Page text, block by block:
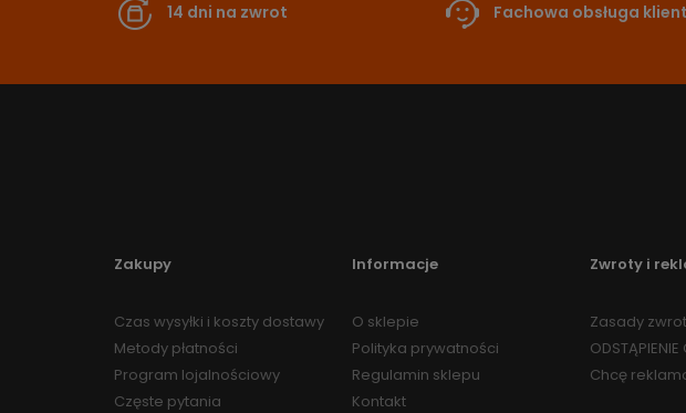
14 dni na zwrot Fachowa obsługa
Zakupy
Czas wysyłki i koszty dostawy
Metody płatności
Program lojalnościowy
Częste pytania
Informacje
O sklepie
Polityka prywatności
Regulamin sklepu
Kontakt
Zwroty i
Zasady
Chcę